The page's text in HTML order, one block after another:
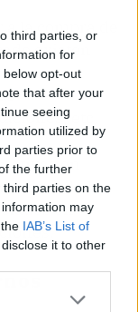
third parties, or
for
opt-out
that after your
seeing
utilized by
parties prior to
the further
parties on the
may
IAB’s List of
it to other
la compra de
existen
etc.
en
vida útil, de
en